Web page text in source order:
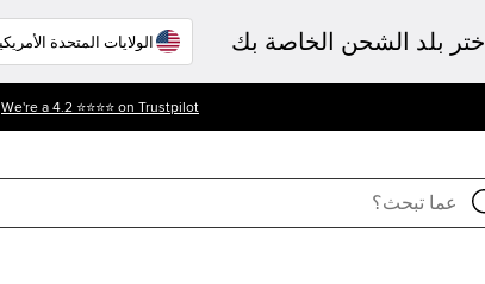
اختر بلد الشحن الخاصة بك
We're a 4.2 ⭐⭐⭐⭐ on Trustpilot